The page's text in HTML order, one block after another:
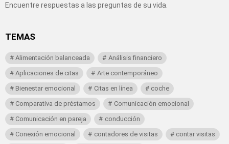
Encuentre respuestas a las preguntas de su vida.
TEMAS
Alimentación balanceada
Análisis financiero
Aplicaciones de citas
Arte contemporáneo
Bienestar emocional
Citas en línea
coche
Comparativa de préstamos
Comunicación emocional
Comunicación en pareja
conducción
Conexión emocional
contadores de visitas
contar visitas